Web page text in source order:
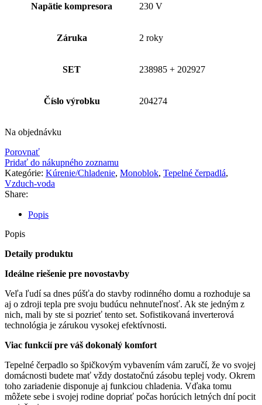
Napätie kompresora 230 V
Záruka 2 roky
SET 238985 + 202927
Číslo výrobku 204274
Na objednávku
Porovnať
Pridať do nákupného zoznamu
Kategórie: Kúrenie/Chladenie, Monoblok, Tepelné čerpadlá,
Vzduch-voda
Share:
Popis
Popis
Detaily produktu
Ideálne riešenie pre novostavby
Veľa ľudí sa dnes púšťa do stavby rodinného domu a rozhoduje sa
aj o zdroji tepla pre svoju budúcu nehnuteľnosť. Ak ste jedným z
nich, mali by ste si pozrieť tento set. Sofistikovaná inverterová
technológia je zárukou vysokej efektívnosti.
Viac funkcií pre váš dokonalý komfort
Tepelné čerpadlo so špičkovým vybavením vám zaručí, že vo svojej
domácnosti budete mať vždy dostatočnú zásobu teplej vody. Okrem
toho zariadenie disponuje aj funkciou chladenia. Vďaka tomu
môžete sebe i svojej rodine dopriať počas horúcich letných dní pocit